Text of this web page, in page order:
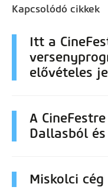
Kapcsolódó cikkek
Itt a
elővételes
A
Dallasból
Miskolci